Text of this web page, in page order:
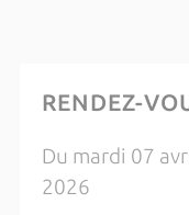
RENDEZ-
Du mardi 07
2026